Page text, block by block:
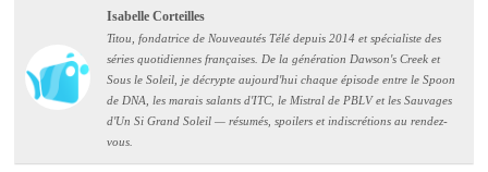
Isabelle Corteilles
Titou, fondatrice de Nouveautés Télé depuis 2014 et spécialiste des
séries quotidiennes françaises. De la génération Dawson's Creek et
Sous le Soleil, je décrypte aujourd'hui chaque épisode entre le Spoon
de DNA, les marais salants d'ITC, le Mistral de PBLV et les Sauvages
d'Un Si Grand Soleil — résumés, spoilers et indiscrétions au rendez-
vous.